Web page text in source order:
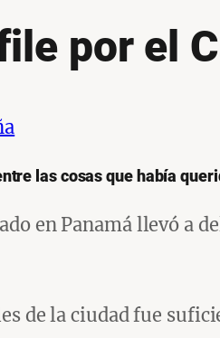
por el
las cosas que había
en Panamá llevó a
de la ciudad fue